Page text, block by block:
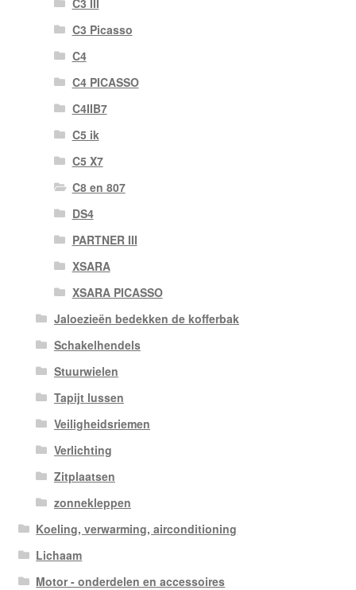
C3 Picasso
C4
C4 PICASSO
C4IIB7
C5 ik
C5 X7
C8 en 807
DS4
PARTNER III
XSARA
XSARA PICASSO
Jaloezieën bedekken de kofferbak
Schakelhendels
Stuurwielen
Tapijt lussen
Veiligheidsriemen
Verlichting
Zitplaatsen
zonnekleppen
Koeling, verwarming, airconditioning
Lichaam
Motor - onderdelen en accessoires